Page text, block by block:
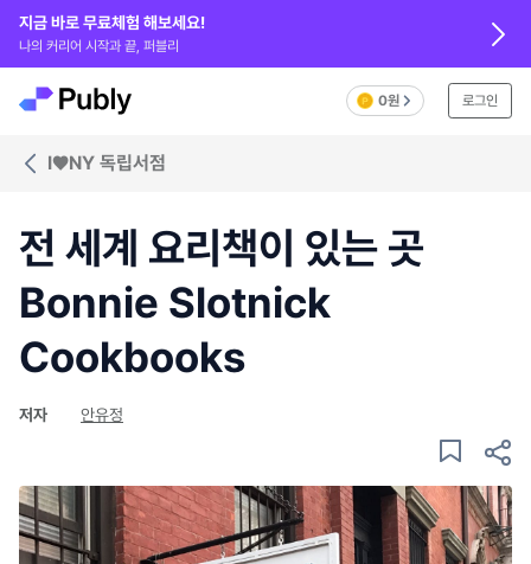
지금 바로 무료체험 해보세요!
나의 커리어 시작과 끝, 퍼블리
0원 로그인
I♥NY 독립서점
전 세계 요리책이 있는 곳
Bonnie Slotnick
Cookbooks
저자 안유정